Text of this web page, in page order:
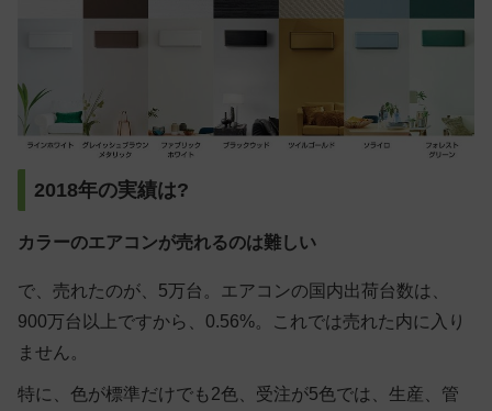
2018年の実績は?
カラーのエアコンが売れるのは難しい
で、売れたのが、5万台。エアコンの国内出荷台数は、
900万台以上ですから、0.56%。これでは売れた内に入り
ません。
特に、色が標準だけでも2色、受注が5色では、生産、管